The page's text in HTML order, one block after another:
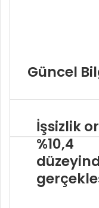
Güncel
İşsizlik
%10,4